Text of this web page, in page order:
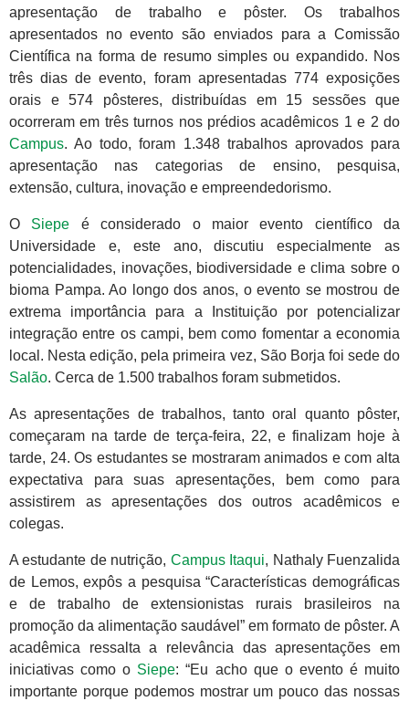
apresentação de trabalho e pôster. Os trabalhos
apresentados no evento são enviados para a Comissão
Científica na forma de resumo simples ou expandido. Nos
três dias de evento, foram apresentadas 774 exposições
orais e 574 pôsteres, distribuídas em 15 sessões que
ocorreram em três turnos nos prédios acadêmicos 1 e 2 do
Campus. Ao todo, foram 1.348 trabalhos aprovados para
apresentação nas categorias de ensino, pesquisa,
extensão, cultura, inovação e empreendedorismo.
O Siepe é considerado o maior evento científico da
Universidade e, este ano, discutiu especialmente as
potencialidades, inovações, biodiversidade e clima sobre o
bioma Pampa. Ao longo dos anos, o evento se mostrou de
extrema importância para a Instituição por potencializar
integração entre os campi, bem como fomentar a economia
local. Nesta edição, pela primeira vez, São Borja foi sede do
Salão. Cerca de 1.500 trabalhos foram submetidos.
As apresentações de trabalhos, tanto oral quanto pôster,
começaram na tarde de terça-feira, 22, e finalizam hoje à
tarde, 24. Os estudantes se mostraram animados e com alta
expectativa para suas apresentações, bem como para
assistirem as apresentações dos outros acadêmicos e
colegas.
A estudante de nutrição, Campus Itaqui, Nathaly Fuenzalida
de Lemos, expôs a pesquisa “Características demográficas
e de trabalho de extensionistas rurais brasileiros na
promoção da alimentação saudável” em formato de pôster. A
acadêmica ressalta a relevância das apresentações em
iniciativas como o Siepe: “Eu acho que o evento é muito
importante porque podemos mostrar um pouco das nossas